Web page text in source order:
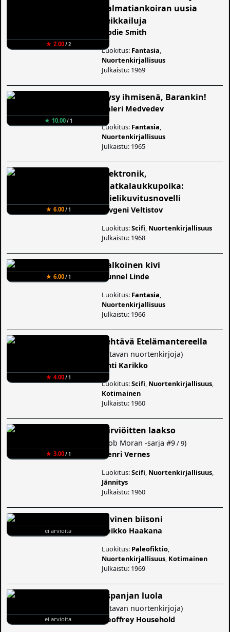
★ 2.00/ 2
dalmatiankoiran uusia
seikkailuja
Dodie Smith
Luokitus: Fantasia
Nuortenkirjallisuus
Julkaistu: 1969
★ 10.00/ 1
Pysy ihmisenä, Barankin!
Valeri Medvedev
Luokitus: Fantasia
Nuortenkirjallisuus
Julkaistu: 1965
★ 6.00/ 1
Elektronik,
matkalaukkupoika:
Mielikuvitusnovelli
Jevgeni Veltistov
Luokitus:Scifi Nuortenkirjallisuus
Julkaistu: 1968
★ 6.00/ 1
Valkoinen kivi
Gunnel Linde
Luokitus: Fantasia
Nuortenkirjallisuus
Julkaistu: 1966
★ 4.00/ 1
Tehtävä Etelämantereella
Otavan nuortenkirjoja)
Ahti Karikko
Luokitus:Scifi Nuortenkirjallisuus
Kotimainen
Julkaistu: 1960
★ 3.00/ 1
Hirviöitten laakso
Bob Moran -sarja #9/ 9)
Henri Vernes
Luokitus:Scifi Nuortenkirjallisuus
Jännitys
Julkaistu: 1960
ei arvioita
Kivinen biisoni
Veikko Haakana
Luokitus: Paleofiktio
Nuortenkirjallisuus Kotimainen
Julkaistu: 1969
ei arvioita
Espanjan luola
Otavan nuortenkirjoja)
Geoffrey Household